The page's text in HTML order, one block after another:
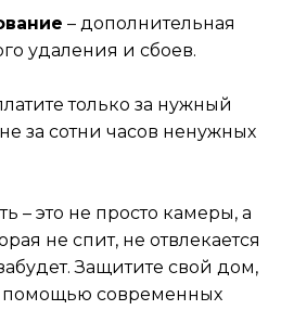
– дополнительная
удаления и сбоев.
только за нужный
за сотни часов ненужных
– это не просто камеры, а
не спит, не отвлекается
Защитите свой дом,
помощью современных